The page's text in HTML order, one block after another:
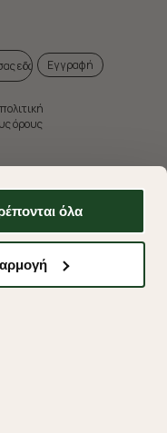
όλα
Εγγραφή
όρους